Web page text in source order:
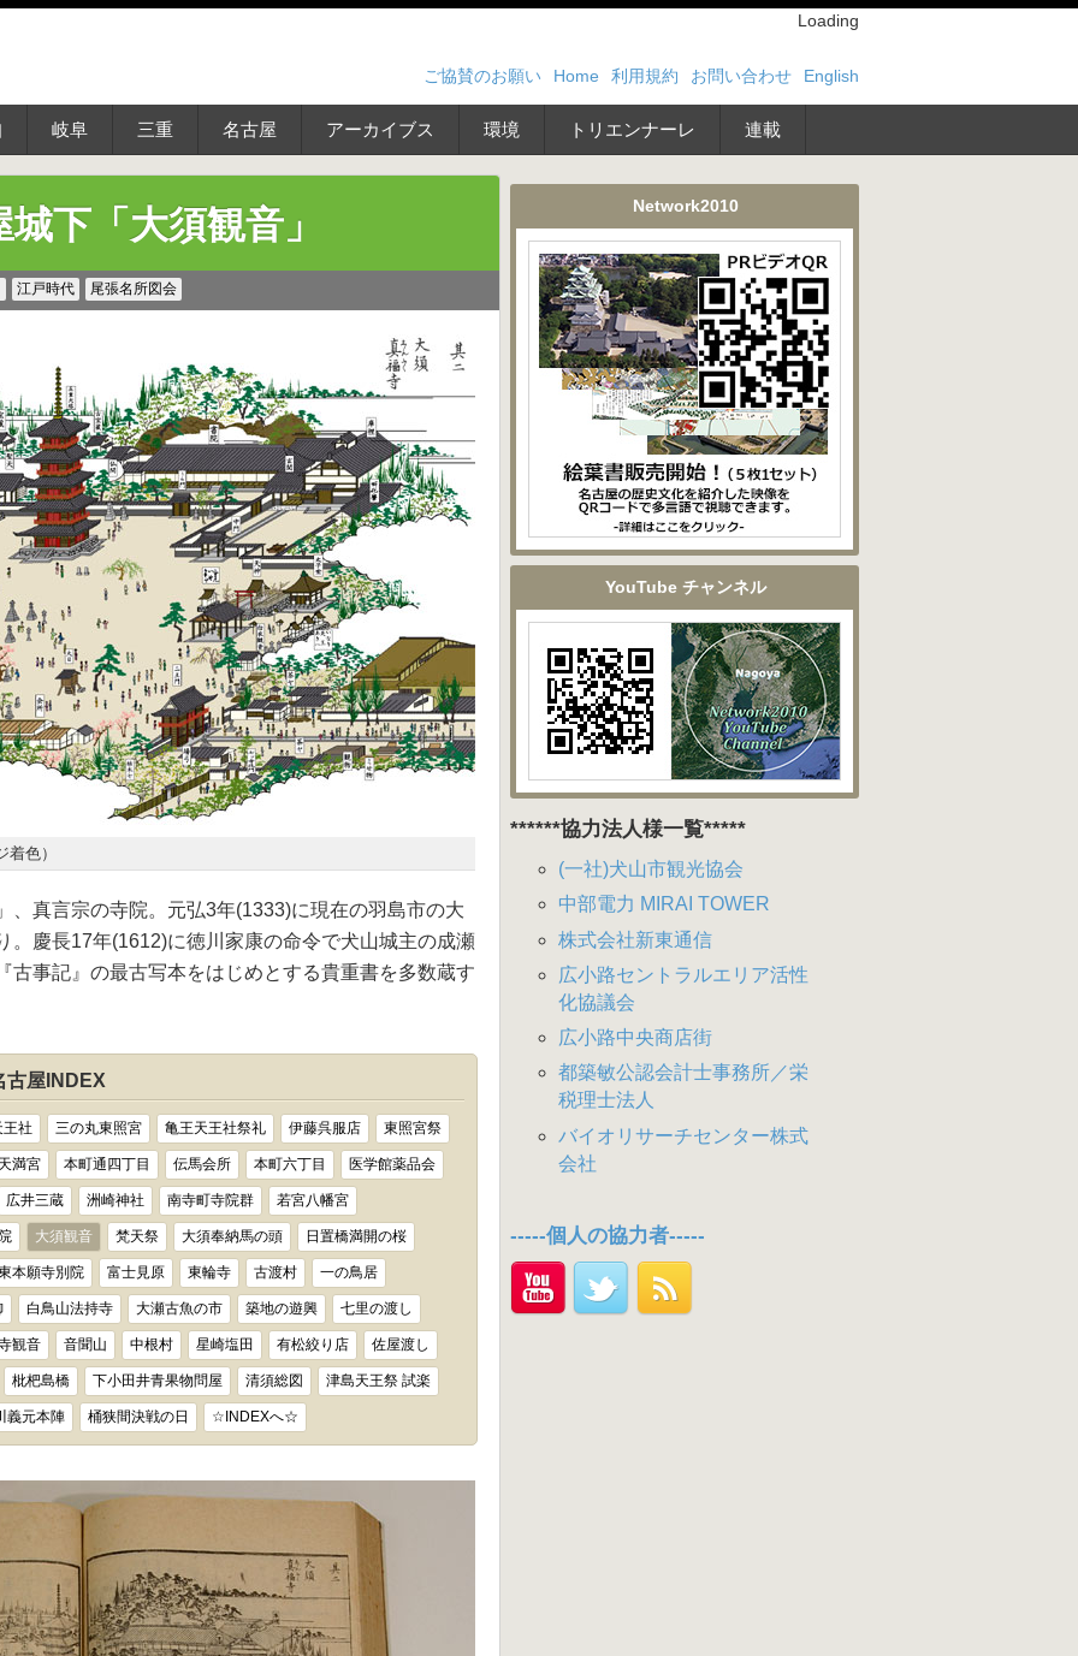
Loading
ご協賛のお願い Home 利用規約 お問い合わせ English
岐阜 三重 名古屋 アーカイブス 環境 トリエンナーレ 連載
下「大須観音」
江戸時代 尾張名所図会
色）
、真言宗の寺院。元弘3年(1333)に現在の羽島市の大
。慶長17年(1612)に徳川家康の命令で犬山城主の成瀬
古事記』の最古写本をはじめとする貴重書を多数蔵す
古屋INDEX
王社 三の丸東照宮 亀王天王社祭礼 伊藤呉服店 東照宮祭
満宮 本町通四丁目 伝馬会所 本町六丁目 医学館薬品会
広井三蔵 洲崎神社 南寺町寺院群 若宮八幡宮
大須観音 梵天祭 大須奉納馬の頭 日置橋満開の桜
本願寺別院 富士見原 東輪寺 古渡村 一の鳥居
白鳥山法持寺 大瀬古魚の市 築地の遊興 七里の渡し
観音 音聞山 中根村 星崎塩田 有松絞り店 佐屋渡し
枇杷島橋 下小田井青果物問屋 清須総図 津島天王祭 試楽
義元本陣 桶狭間決戦の日 ☆INDEXへ☆
Network2010
YouTube チャンネル
******協力法人様一覧*****
(一社)犬山市観光協会
中部電力 MIRAI TOWER
株式会社新東通信
広小路セントラルエリア活性
化協議会
広小路中央商店街
都築敏公認会計士事務所／栄
税理士法人
バイオリサーチセンター株式
会社
-----個人の協力者-----